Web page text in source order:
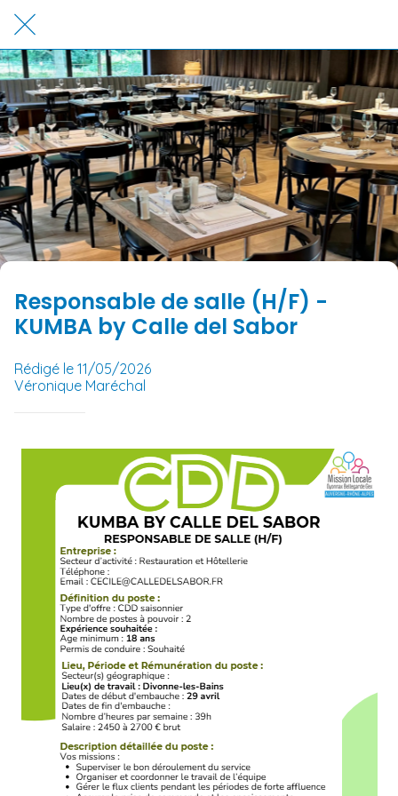
Responsable de salle (H/F) -
KUMBA by Calle del Sabor
Rédigé le 11/05/2026
Véronique Maréchal